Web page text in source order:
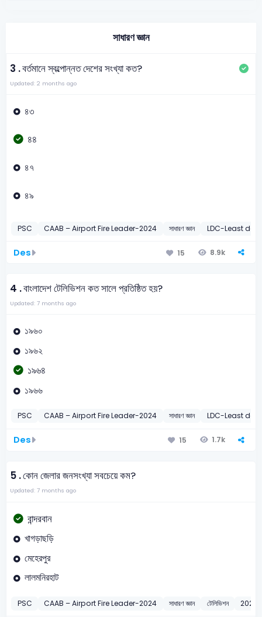
সাধারণ জ্ঞান
3 .বর্তমানে স্বল্পোন্নত দেশের সংখ্যা কত?
Updated: 2 months ago
৪৩
৪৪
৪৭
৪৯
PSC CAAB – Airport Fire Leader-2024 সাধারণ জ্ঞান LDC-Least
Des 15 8.9k
4 .বাংলাদেশ টেলিভিশন কত সালে প্রতিষ্ঠিত হয়?
Updated: 7 months ago
১৯৬০
১৯৬২
১৯৬৪
১৯৬৬
PSC CAAB – Airport Fire Leader-2024 সাধারণ জ্ঞান LDC-Least
Des 15 1.7k
5 .কোন জেলার জনসংখ্যা সবচেয়ে কম?
Updated: 7 months ago
বান্দরবান
খাগড়াছড়ি
মেহেরপুর
লালমনিরহাট
PSC CAAB – Airport Fire Leader-2024 সাধারণ জ্ঞান টেলিভিশন 2024